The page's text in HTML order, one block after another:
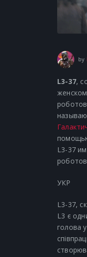
by
L3-37,
L3-37
УКР
L3-37,
L3 є
голова